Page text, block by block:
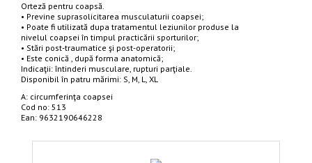
Orteză pentru coapsă.
• Previne suprasolicitarea musculaturii coapsei;
• Poate fi utilizată dupa tratamentul leziunilor produse la
nivelul coapsei în timpul practicării sporturilor;
• Stări post-traumatice şi post-operatorii;
• Este conică , după forma anatomică;
Indicaţii: întinderi musculare, rupturi parţiale.
Disponibil în patru mărimi: S, M, L, XL
A: circumferinţa coapsei
Cod no: 513
Ean: 9632190646228